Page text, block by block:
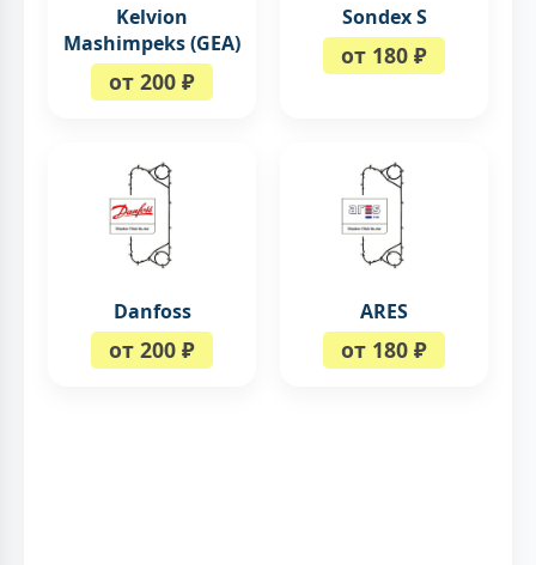
Kelvion
Mashimpeks (GEA)
от 200 ₽
Sondex S
от 180 ₽
Danfoss
от 200 ₽
ARES
от 180 ₽